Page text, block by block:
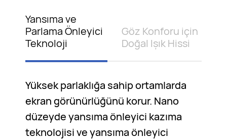
Yansıma ve
Parlama Önleyici
Teknoloji
Göz Konforu için
Doğal Işık Hissi
Yüksek parlaklığa sahip ortamlarda
ekran görünürlüğünü korur. Nano
düzeyde yansıma önleyici kazıma
teknolojisi ve yansıma önleyici